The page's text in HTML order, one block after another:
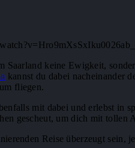
Saarland keine Ewigkeit,
kannst du dabei nacheinander
fliegen.
mit dabei und erlebst in
gescheut, um dich mit
Reise überzeugt